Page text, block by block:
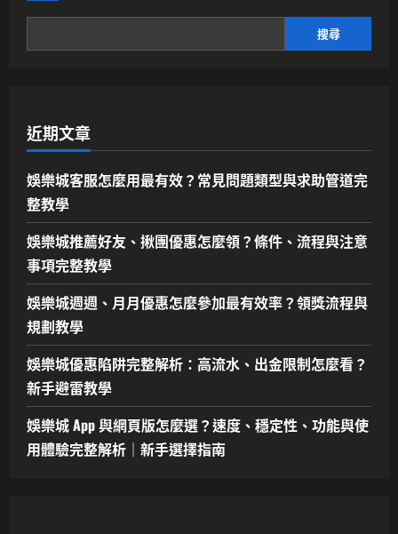
搜尋
近期文章
娛樂城客服怎麼用最有效？常見問題類型與求助管道完
整教學
娛樂城推薦好友、揪團優惠怎麼領？條件、流程與注意
事項完整教學
娛樂城週週、月月優惠怎麼參加最有效率？領獎流程與
規劃教學
娛樂城優惠陷阱完整解析：高流水、出金限制怎麼看？
新手避雷教學
娛樂城 App 與網頁版怎麼選？速度、穩定性、功能與使
用體驗完整解析｜新手選擇指南